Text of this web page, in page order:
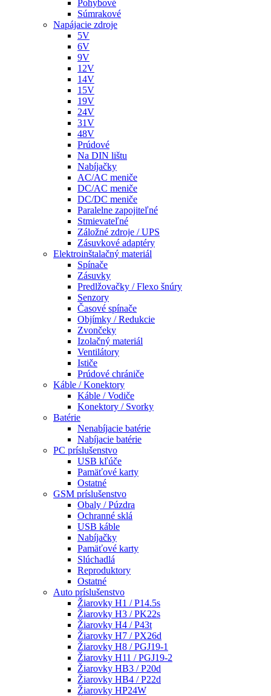
Pohybové
Súmrakové
Napájacie zdroje
5V
6V
9V
12V
14V
15V
19V
24V
31V
48V
Prúdové
Na DIN lištu
Nabíjačky
AC/AC meniče
DC/AC meniče
DC/DC meniče
Paralelne zapojiteľné
Stmievateľné
Záložné zdroje / UPS
Zásuvkové adaptéry
Elektroinštalačný materiál
Spínače
Zásuvky
Predlžovačky / Flexo šnúry
Senzory
Časové spínače
Objímky / Redukcie
Zvončeky
Izolačný materiál
Ventilátory
Ističe
Prúdové chrániče
Káble / Konektory
Káble / Vodiče
Konektory / Svorky
Batérie
Nenabíjacie batérie
Nabíjacie batérie
PC príslušenstvo
USB kľúče
Pamäťové karty
Ostatné
GSM príslušenstvo
Obaly / Púzdra
Ochranné sklá
USB káble
Nabíjačky
Pamäťové karty
Slúchadlá
Reproduktory
Ostatné
Auto príslušenstvo
Žiarovky H1 / P14.5s
Žiarovky H3 / PK22s
Žiarovky H4 / P43t
Žiarovky H7 / PX26d
Žiarovky H8 / PGJ19-1
Žiarovky H11 / PGJ19-2
Žiarovky HB3 / P20d
Žiarovky HB4 / P22d
Žiarovky HP24W